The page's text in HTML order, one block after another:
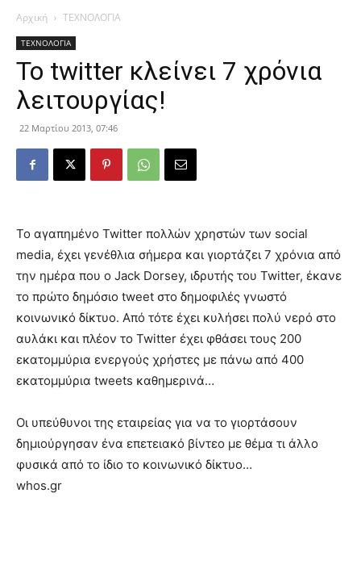
Αρχική ΤΕΧΝΟΛΟΓΙΑ
ΤΕΧΝΟΛΟΓΙΑ
To twitter κλείνει 7 χρόνια
λειτουργίας!
22 Μαρτίου 2013, 07:46
Το αγαπημένο Twitter πολλών χρηστών των social
media, έχει γενέθλια σήμερα και γιορτάζει 7 χρόνια από
την ημέρα που ο Jack Dorsey, ιδρυτής του Twitter, έκανε
το πρώτο δημόσιο tweet στο δημοφιλές γνωστό
κοινωνικό δίκτυο. Από τότε έχει κυλήσει πολύ νερό στο
αυλάκι και πλέον το Twitter έχει φθάσει τους 200
εκατομμύρια ενεργούς χρήστες με πάνω από 400
εκατομμύρια tweets καθημερινά…
Oι υπεύθυνοι της εταιρείας για να το γιορτάσουν
δημιούργησαν ένα επετειακό βίντεο με θέμα τι άλλο
φυσικά από το ίδιο το κοινωνικό δίκτυο…
whos.gr